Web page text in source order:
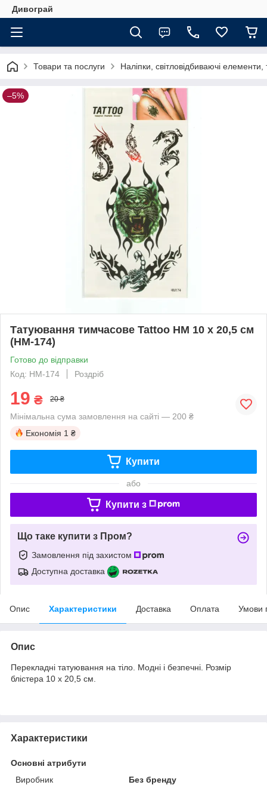
Дивограй
Товари та послуги Наліпки, світловідбиваючі
–5%
Татуювання тимчасове Tattoo HM 10 х 20,5 см
(HM-174)
Готово до відправки
Код: HM-174
Роздріб
19 ₴ 20 ₴
Мінімальна сума замовлення на сайті — 200 ₴
Економія 1 ₴
Купити
або
Купити з
Що таке купити з Пром?
Замовлення під захистом
Доступна доставка
Опис Характеристики Доставка Оплата Умови
Опис
Перекладні татуювання на тіло. Модні і безпечні. Розмір
блістера 10 х 20,5 см.
Характеристики
Основні атрибути
Виробник
Без бренду